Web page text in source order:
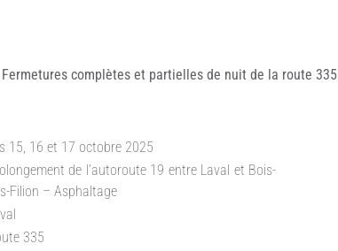
complètes et partielles de nuit de la route 335
15, 16 et 17 octobre 2025
de l’autoroute 19 entre Laval et Bois-
Filion – Asphaltage
335